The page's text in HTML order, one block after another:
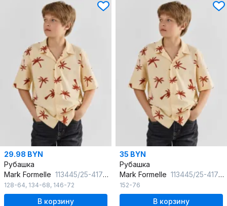
29.98 BYN
Рубашка
Mark Formelle 113445/25-41724П-11 пальмы_на_светлом_песке
128-64, 134-68, 146-72
В корзину
35 BYN
Рубашка
Mark Formelle 113445/25-41725П-11 пальмы_на_светлом_песке
152-76
В корзину